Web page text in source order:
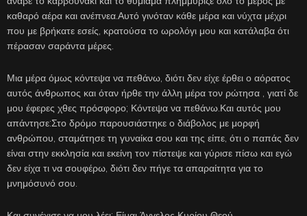
καθαρό αέρα και ανέπνεα.Αυτό γινόταν κάθε μέρα και νύχτα μέχρι
που με βρήκατε εσείς, κρατούσα το ωρολόγι μου και κατάλαβα ότι
πέρασαν σαράντα μέρες.
Μια μέρα όμως κόντεψα να πεθάνω, διότι δεν είχε έρθει ο αόρατος
αυτός άνθρωπος και όταν ήρθε την άλλη μέρα τον ρώτησα , γιατί δε
μου έφερες χθες πρόσφορο; Κόντεψα να πεθάνω.Και αυτός μου
απάντησε:Στο δρόμο παρουσιάστηκε ο διάβολος με μορφή
ανθρώπου, σταμάτησε τη γυναίκα σου και της είπε, ότι ο παπάς δεν
είναι στην εκκλησία και εκείνη τον πίστεψε και γύρισε πίσω και εγώ
δεν είχα τι να σουφέρω, διότι δεν πήγε τα απαραίτητα για το
μνημόσυνό σου.